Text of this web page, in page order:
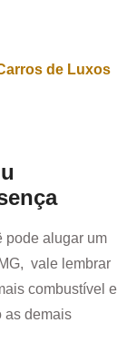
de Luxos
pode alugar um
, vale lembrar
combustível e
as demais